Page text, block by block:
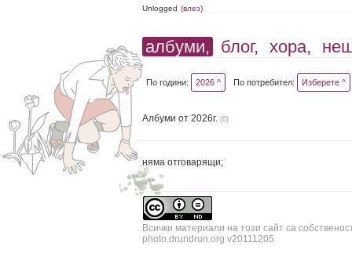
Unlogged (влез)
албуми, блог, хора,
По години: 2026 ^ По потребител: Изберете ^
Албуми от 2026г. (0)
няма отговарящи;
Всички материали на този сайт са
photo.drundrun.org v20111205